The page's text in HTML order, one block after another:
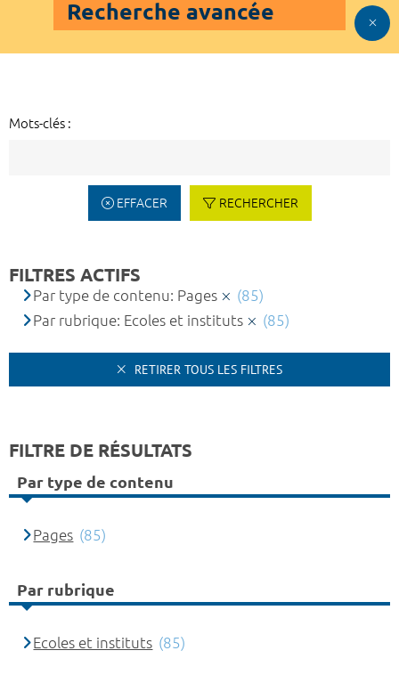
Recherche avancée
Mots-clés :
EFFACER RECHERCHER
FILTRES ACTIFS
Par type de contenu: Pages
(85)
Par rubrique: Ecoles et instituts
(85)
RETIRER TOUS LES FILTRES
FILTRE DE RÉSULTATS
Par type de contenu
Pages (85)
Par rubrique
Ecoles et instituts (85)